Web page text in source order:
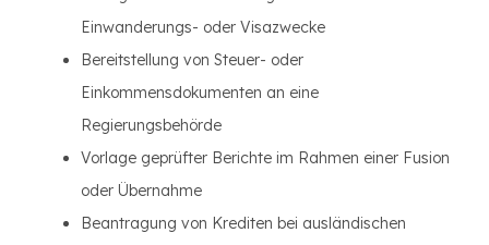
Einwanderungs- oder Visazwecke
Bereitstellung von Steuer- oder
Einkommensdokumenten an eine
Regierungsbehörde
Vorlage geprüfter Berichte im Rahmen einer Fusion
oder Übernahme
Beantragung von Krediten bei ausländischen